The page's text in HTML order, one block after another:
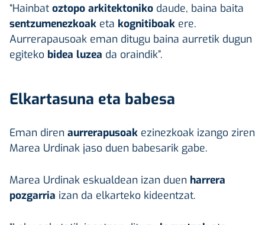
“Hainbat oztopo arkitektoniko daude, baina baita
sentzumenezkoak eta kognitiboak ere.
Aurrerapausoak eman ditugu baina aurretik dugun
egiteko bidea luzea da oraindik”.
Elkartasuna eta babesa
Eman diren aurrerapusoak ezinezkoak izango ziren
Marea Urdinak jaso duen babesarik gabe.
Marea Urdinak eskualdean izan duen harrera
pozgarria izan da elkarteko kideentzat.